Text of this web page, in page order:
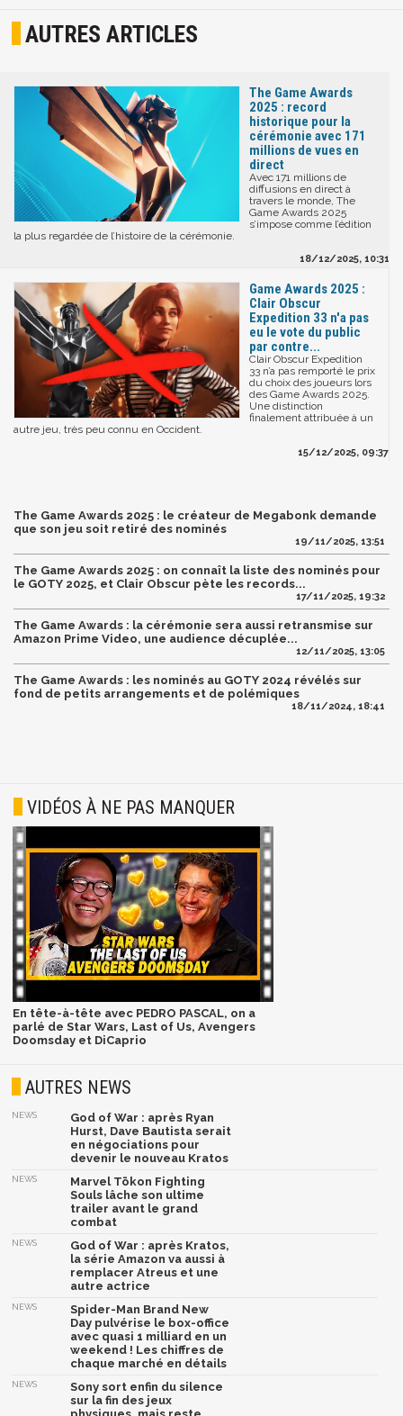
AUTRES ARTICLES
The Game Awards
2025 : record
historique pour la
cérémonie avec 171
millions de vues en
direct
Avec 171 millions de
diffusions en direct à
travers le monde, The
Game Awards 2025
s’impose comme l’édition
la plus regardée de l’histoire de la cérémonie.
18/12/2025, 10:31
Game Awards 2025 :
Clair Obscur
Expedition 33 n'a pas
eu le vote du public
par contre...
Clair Obscur Expedition
33 n’a pas remporté le prix
du choix des joueurs lors
des Game Awards 2025.
Une distinction
finalement attribuée à un
autre jeu, très peu connu en Occident.
15/12/2025, 09:37
The Game Awards 2025 : le créateur de Megabonk demande
que son jeu soit retiré des nominés
19/11/2025, 13:51
The Game Awards 2025 : on connaît la liste des nominés pour
le GOTY 2025, et Clair Obscur pète les records...
17/11/2025, 19:32
The Game Awards : la cérémonie sera aussi retransmise sur
Amazon Prime Video, une audience décuplée...
12/11/2025, 13:05
The Game Awards : les nominés au GOTY 2024 révélés sur
fond de petits arrangements et de polémiques
18/11/2024, 18:41
VIDÉOS À NE PAS MANQUER
En tête-à-tête avec PEDRO PASCAL, on a
parlé de Star Wars, Last of Us, Avengers
Doomsday et DiCaprio
AUTRES NEWS
NEWS
God of War : après Ryan
Hurst, Dave Bautista serait
en négociations pour
devenir le nouveau Kratos
NEWS
Marvel Tōkon Fighting
Souls lâche son ultime
trailer avant le grand
combat
NEWS
God of War : après Kratos,
la série Amazon va aussi à
remplacer Atreus et une
autre actrice
NEWS
Spider-Man Brand New
Day pulvérise le box-office
avec quasi 1 milliard en un
weekend ! Les chiffres de
chaque marché en détails
NEWS
Sony sort enfin du silence
sur la fin des jeux